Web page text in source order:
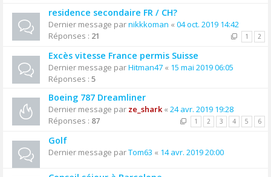
residence secondaire FR / CH?
Dernier message parnikkkoman « 04 oct. 2019 14:42
Réponses : 21 1 2
Excès vitesse France permis Suisse
Dernier message parHitman47 « 15 mai 2019 06:05
Réponses : 5
Boeing 787 Dreamliner
Dernier message par ze_shark« 24 avr. 2019 19:28
Réponses : 87 1 2 3 4 5 6
Golf
Dernier message parTom63 « 14 avr. 2019 20:00